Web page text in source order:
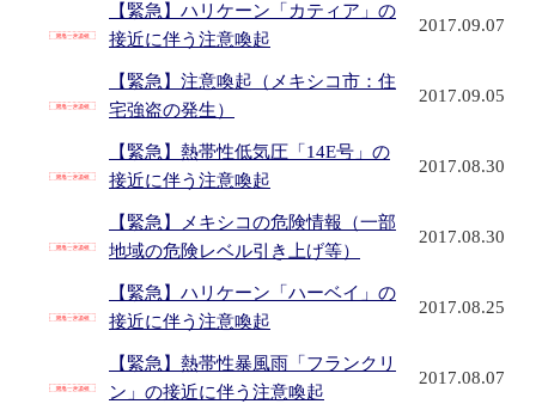
【緊急】ハリケーン「カティア」の
接近に伴う注意喚起
2017.09.07
【緊急】注意喚起（メキシコ市：住
宅強盗の発生）
2017.09.05
【緊急】熱帯性低気圧「14E号」の
接近に伴う注意喚起
2017.08.30
【緊急】メキシコの危険情報（一部
地域の危険レベル引き上げ等）
2017.08.30
【緊急】ハリケーン「ハーベイ」の
接近に伴う注意喚起
2017.08.25
【緊急】熱帯性暴風雨「フランクリ
ン」の接近に伴う注意喚起
2017.08.07